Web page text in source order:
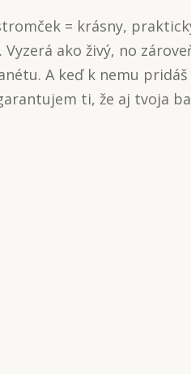
= krásny,
Vyzerá ako živý, no
A keď k nemu
ti, že aj tvoja